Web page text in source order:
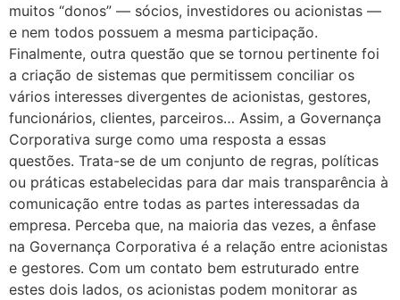
muitos “donos” — sócios, investidores ou acionistas —
e nem todos possuem a mesma participação.
Finalmente, outra questão que se tornou pertinente foi
a criação de sistemas que permitissem conciliar os
vários interesses divergentes de acionistas, gestores,
funcionários, clientes, parceiros… Assim, a Governança
Corporativa surge como uma resposta a essas
questões. Trata-se de um conjunto de regras, políticas
ou práticas estabelecidas para dar mais transparência à
comunicação entre todas as partes interessadas da
empresa. Perceba que, na maioria das vezes, a ênfase
na Governança Corporativa é a relação entre acionistas
e gestores. Com um contato bem estruturado entre
estes dois lados, os acionistas podem monitorar as